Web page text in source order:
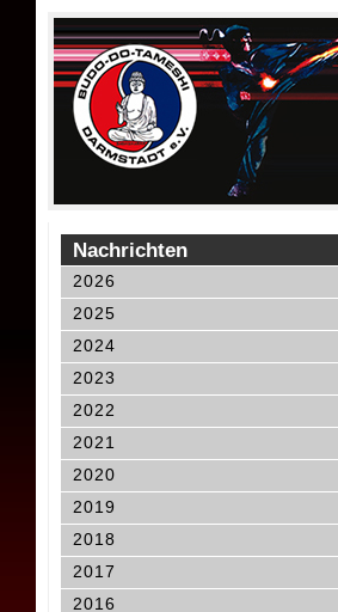
Nachrichten
2026
2025
2024
2023
2022
2021
2020
2019
2018
2017
2016